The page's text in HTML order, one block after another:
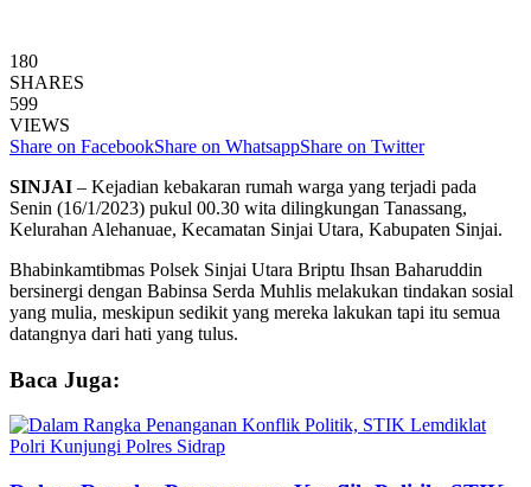
180
SHARES
599
VIEWS
Share on FacebookShare on WhatsappShare on Twitter
SINJAI – Kejadian kebakaran rumah warga yang terjadi pada
Senin (16/1/2023) pukul 00.30 wita dilingkungan Tanassang,
Kelurahan Alehanuae, Kecamatan Sinjai Utara, Kabupaten Sinjai.
Bhabinkamtibmas Polsek Sinjai Utara Briptu Ihsan Baharuddin
bersinergi dengan Babinsa Serda Muhlis melakukan tindakan sosial
yang mulia, meskipun sedikit yang mereka lakukan tapi itu semua
datangnya dari hati yang tulus.
Baca Juga: